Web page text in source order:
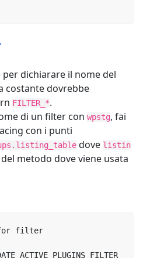
per dichiarare il nome del
costante dovrebbe
FILTER_*.
di un filter con wpstg, fai
con i punti
dove listin
metodo dove viene usata
for filter